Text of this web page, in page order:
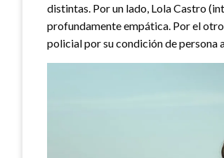
distintas. Por un lado, Lola Castro
profundamente empática. Por el
policial por su condición de persona